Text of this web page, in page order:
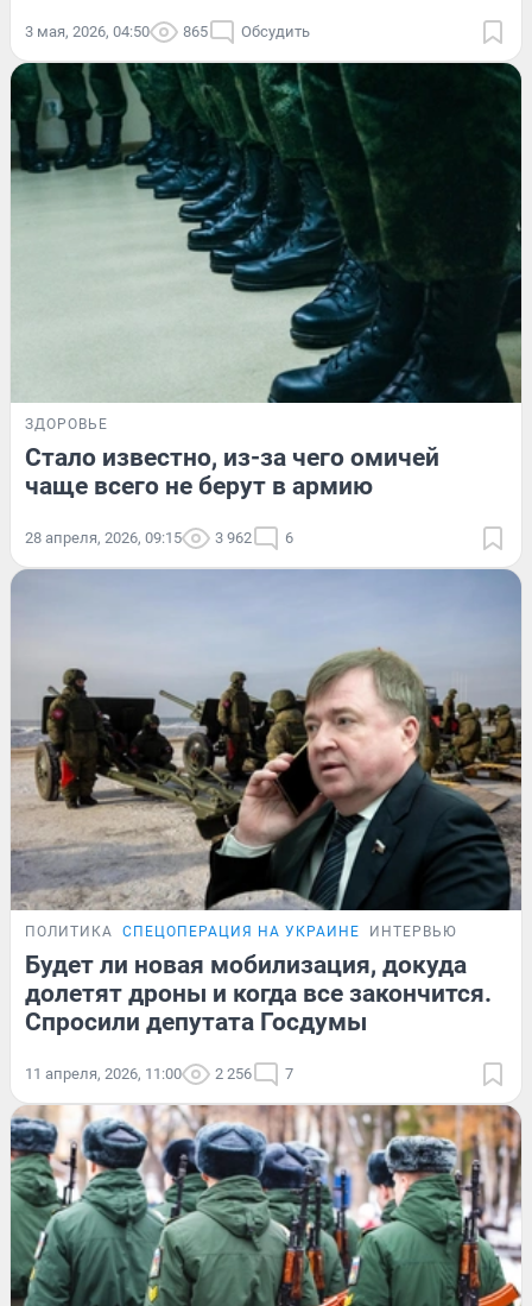
3 мая, 2026, 04:50 865 Обсудить
ЗДОРОВЬЕ
Стало известно, из-за чего омичей
чаще всего не берут в армию
28 апреля, 2026, 09:15 3 962 6
ПОЛИТИКА СПЕЦОПЕРАЦИЯ НА УКРАИНЕ ИНТЕРВЬЮ
Будет ли новая мобилизация, докуда
долетят дроны и когда все закончится.
Спросили депутата Госдумы
11 апреля, 2026, 11:00 2 256 7